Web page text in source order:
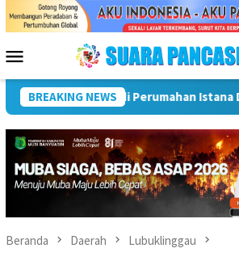
Menu
Mobile
BREAKING NEWS
Lubuk Linggau Kukuhkan Pramuka
Beranda Daerah Lubuklinggau